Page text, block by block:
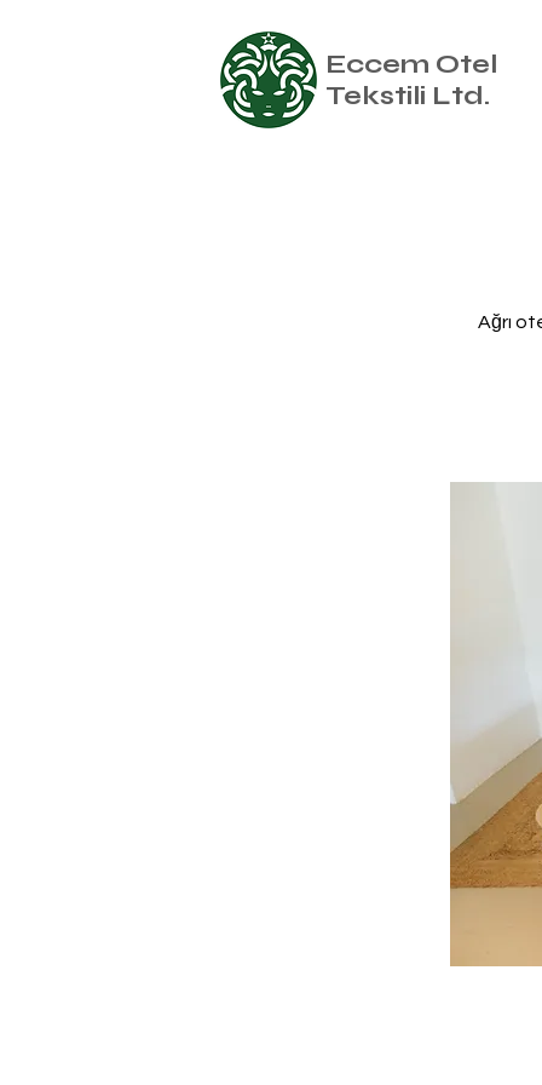
Eccem Otel
Tekstili Ltd.
Ağrı